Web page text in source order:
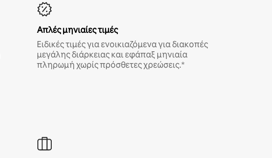
Απλές μηνιαίες τιμές
Ειδικές τιμές για ενοικιαζόμενα για διακοπές
μεγάλης διάρκειας και εφάπαξ μηνιαία
πληρωμή χωρίς πρόσθετες χρεώσεις.*